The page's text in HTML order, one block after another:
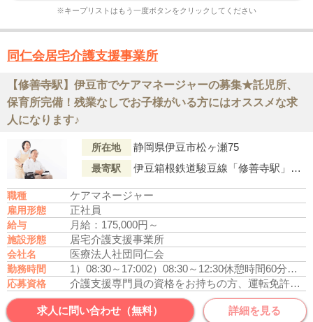
※キープリストはもう一度ボタンをクリックしてください
同仁会居宅介護支援事業所
【修善寺駅】伊豆市でケアマネージャーの募集★託児所、
保育所完備！残業なしでお子様がいる方にはオススメな求
人になります♪
所在地 静岡県伊豆市松ヶ瀬75
最寄駅 伊豆箱根鉄道駿豆線「修善寺駅」よりバス｢軽野神社(バス停)｣下車徒歩1分
職種 ケアマネージャー
雇用形態 正社員
給与 月給：175,000円～
施設形態 居宅介護支援事業所
会社名 医療法人社団同仁会
勤務時間 1）08:30～17:002）08:30～12:30休憩時間60分残業
応募資格 介護支援専門員の資格をお持ちの方、運転免許あれば尚可
求人に問い合わせ（無料） 詳細を見る